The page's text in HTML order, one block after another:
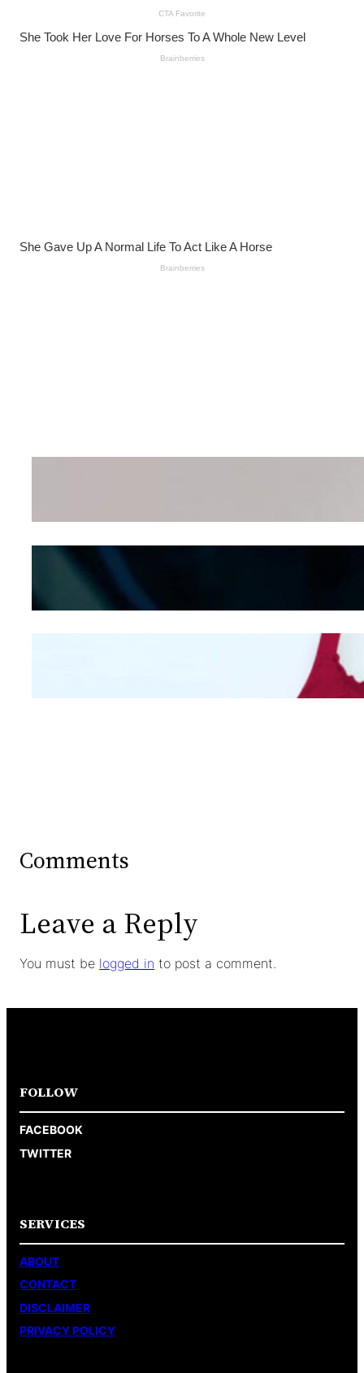
Wanita Pamer Pakaian
Kepribadian
Mengintip Kepribadian
Wanita Dari Warna Bra
Comments
Leave a Reply
You must be logged in to post a comment.
FOLLOW
FACEBOOK
TWITTER
SERVICES
ABOUT
CONTACT
DISCLAIMER
PRIVACY POLICY